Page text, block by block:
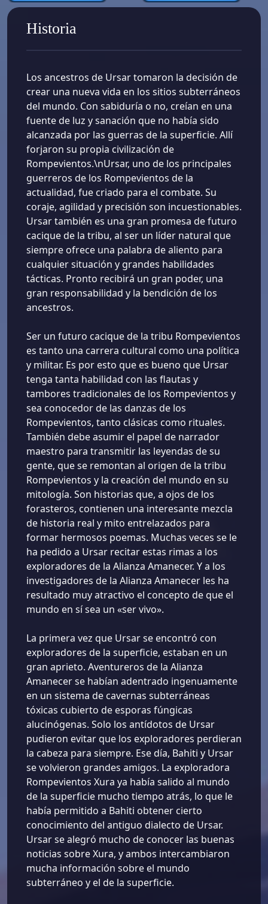
Historia
Los ancestros de Ursar tomaron la decisión de
crear una nueva vida en los sitios subterráneos
del mundo. Con sabiduría o no, creían en una
fuente de luz y sanación que no había sido
alcanzada por las guerras de la superficie. Allí
forjaron su propia civilización de
Rompevientos.\nUrsar, uno de los principales
guerreros de los Rompevientos de la
actualidad, fue criado para el combate. Su
coraje, agilidad y precisión son incuestionables.
Ursar también es una gran promesa de futuro
cacique de la tribu, al ser un líder natural que
siempre ofrece una palabra de aliento para
cualquier situación y grandes habilidades
tácticas. Pronto recibirá un gran poder, una
gran responsabilidad y la bendición de los
ancestros.
Ser un futuro cacique de la tribu Rompevientos
es tanto una carrera cultural como una política
y militar. Es por esto que es bueno que Ursar
tenga tanta habilidad con las flautas y
tambores tradicionales de los Rompevientos y
sea conocedor de las danzas de los
Rompevientos, tanto clásicas como rituales.
También debe asumir el papel de narrador
maestro para transmitir las leyendas de su
gente, que se remontan al origen de la tribu
Rompevientos y la creación del mundo en su
mitología. Son historias que, a ojos de los
forasteros, contienen una interesante mezcla
de historia real y mito entrelazados para
formar hermosos poemas. Muchas veces se le
ha pedido a Ursar recitar estas rimas a los
exploradores de la Alianza Amanecer. Y a los
investigadores de la Alianza Amanecer les ha
resultado muy atractivo el concepto de que el
mundo en sí sea un «ser vivo».
La primera vez que Ursar se encontró con
exploradores de la superficie, estaban en un
gran aprieto. Aventureros de la Alianza
Amanecer se habían adentrado ingenuamente
en un sistema de cavernas subterráneas
tóxicas cubierto de esporas fúngicas
alucinógenas. Solo los antídotos de Ursar
pudieron evitar que los exploradores perdieran
la cabeza para siempre. Ese día, Bahiti y Ursar
se volvieron grandes amigos. La exploradora
Rompevientos Xura ya había salido al mundo
de la superficie mucho tiempo atrás, lo que le
había permitido a Bahiti obtener cierto
conocimiento del antiguo dialecto de Ursar.
Ursar se alegró mucho de conocer las buenas
noticias sobre Xura, y ambos intercambiaron
mucha información sobre el mundo
subterráneo y el de la superficie.